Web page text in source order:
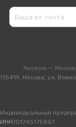
Аксеум —
115419, Москва, ул.
Индивидуальный
ИНН701745175857